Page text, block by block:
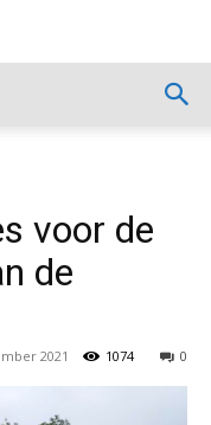
voor de
de
2021 0
1074